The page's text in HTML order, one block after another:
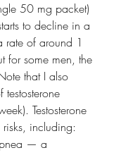
50 mg packet)
to decline in a
rate of around 1
for some men, the
that I also
Testosterone
including:
— a